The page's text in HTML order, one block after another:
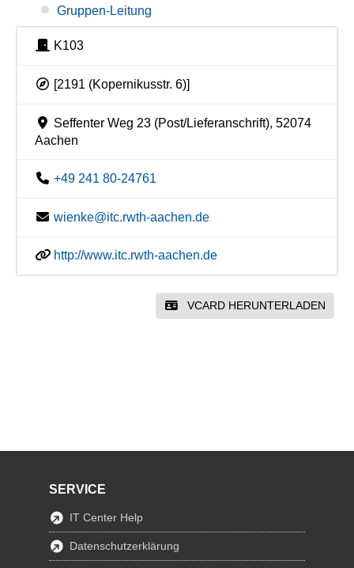
Gruppen-Leitung
K103
[2191 (Kopernikusstr. 6)]
Seffenter Weg 23 (Post/Lieferanschrift), 52074
Aachen
+49 241 80-24761
wienke@itc.rwth-aachen.de
http://www.itc.rwth-aachen.de
VCARD HERUNTERLADEN
SERVICE
IT Center Help
Datenschutzerklärung